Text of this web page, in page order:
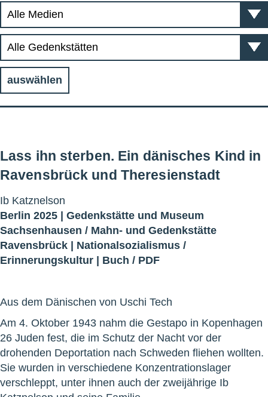
auswählen
Lass ihn sterben. Ein dänisches Kind in
Ravensbrück und Theresienstadt
Ib Katznelson
Berlin 2025 | Gedenkstätte und Museum
Sachsenhausen / Mahn- und Gedenkstätte
Ravensbrück | Nationalsozialismus /
Erinnerungskultur | Buch / PDF
Aus dem Dänischen von Uschi Tech
Am 4. Oktober 1943 nahm die Gestapo in Kopenhagen
26 Juden fest, die im Schutz der Nacht vor der
drohenden Deportation nach Schweden fliehen wollten.
Sie wurden in verschiedene Konzentrationslager
verschleppt, unter ihnen auch der zweijährige Ib